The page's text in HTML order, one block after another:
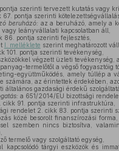
szerinti tervezett kutatás vagy
pontja szerinti
beruházó: az a beruházó, amely a
leányvállalati kapcsolatban áll,
86. pontja szerinti fejlesztés,
I. melléklete szerint meghatározott
101. pontja szerinti tevékenység,
végzett üzleti
termelőtől a végső fogyasztóig
együttműködés, amely túllép a
számára, az érintettek érdekében,
gazdasági érdekű
a 651/2014/EU bizottsági
91. pontja szerinti infrastruktúra,
rendelet 2. cikk 83. pontja szerinti
közé besorolt finanszírozási
szemben nincs biztosítva,
termelő vagy szolgáltató egység,
kapcsolódó tárgyi eszközök és